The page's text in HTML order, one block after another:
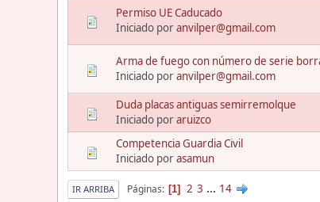
Permiso UE Caducado
Iniciado poranvilper@gmail.com
Arma de fuego con número de serie
Iniciado poranvilper@gmail.com
Duda placas antiguas semirremolque
Iniciado poraruizco
Competencia Guardia Civil
Iniciado porasamun
IR ARRIBA Páginas 1 2 3 ... 14